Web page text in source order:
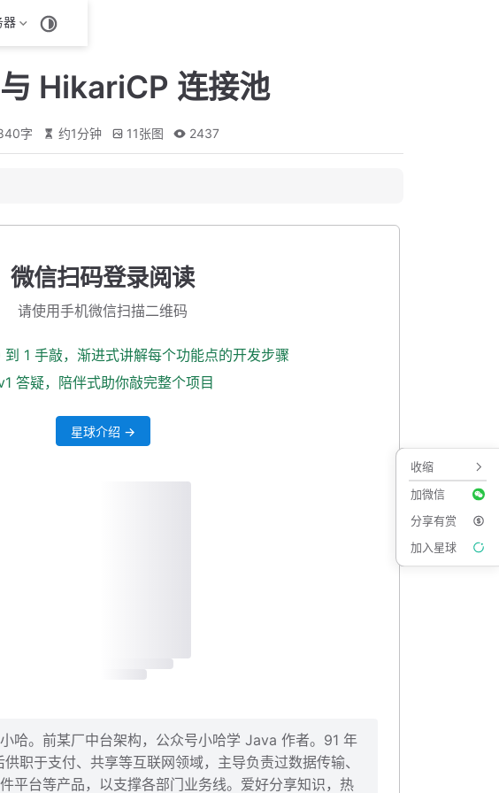
器
HikariCP 连接池
字 约1分钟 11张图 2437
微信扫码登录阅读
请使用手机微信扫描二维码
1 手敲，渐进式讲解每个功能点的开发步骤
答疑，陪伴式助你敲完整个项目
星球介绍 →
哈。前某厂中台架构，公众号小哈学 Java 作者。91 年
职于支付、共享等互联网领域，主导负责过数据传输、
平台等产品，以支撑各部门业务线。爱好分享知识，热
收缩
加微信
分享有赏
加入星球